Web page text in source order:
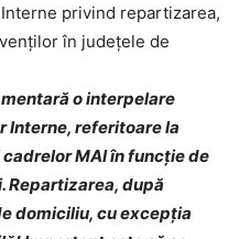
privind repartizarea,
în județele de
o interpelare
Interne, referitoare la
MAI în funcție de
Repartizarea, după
domiciliu, cu excepția